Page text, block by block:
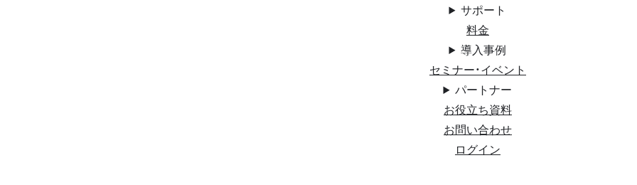
サポート
料金
導入事例
セミナー・イベント
パートナー
お役立ち資料
お問い合わせ
ログイン